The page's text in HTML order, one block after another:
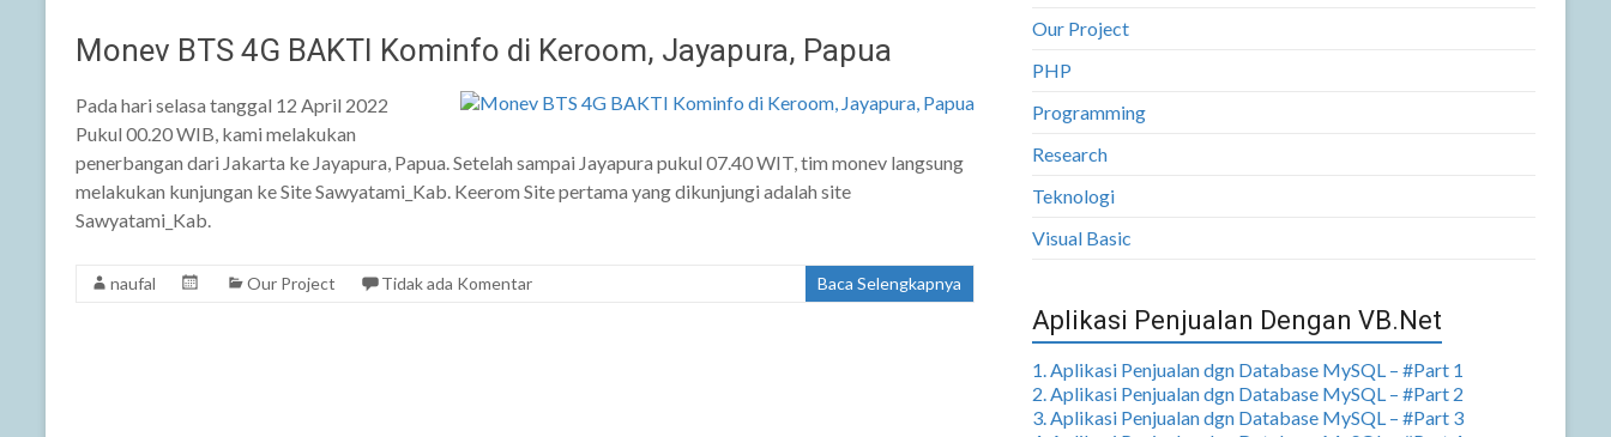
Monev BTS 4G BAKTI Kominfo di Keroom, Jayapura, Papua
Pada hari selasa tanggal 12 April 2022
Pukul 00.20 WIB, kami melakukan
penerbangan dari Jakarta ke Jayapura, Papua. Setelah sampai Jayapura pukul 07.40 WIT, tim monev langsung
melakukan kunjungan ke Site Sawyatami_Kab. Keerom Site pertama yang dikunjungi adalah site
Sawyatami_Kab.
naufal Our Project Tidak ada Komentar Baca Selengkapnya
Our Project
PHP
Programming
Research
Teknologi
Visual Basic
Aplikasi Penjualan Dengan VB.Net
1. Aplikasi Penjualan dgn Database MySQL – #Part 1
2. Aplikasi Penjualan dgn Database MySQL – #Part 2
3. Aplikasi Penjualan dgn Database MySQL – #Part 3